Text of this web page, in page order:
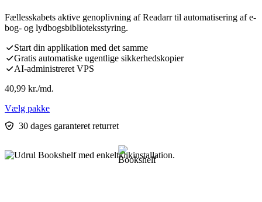
Fællesskabets aktive genoplivning af Readarr til automatisering af e-
bog- og lydbogsbiblioteksstyring.
Start din applikation med det samme
Gratis automatiske ugentlige sikkerhedskopier
AI-administreret VPS
40,99 kr./md.
Vælg pakke
30 dages garanteret returret